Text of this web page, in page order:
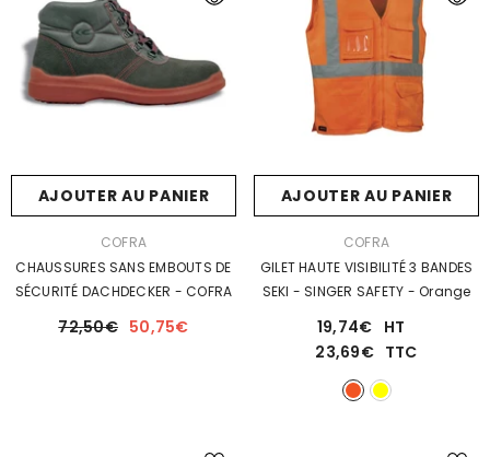
AJOUTER AU PANIER
DISTRIBUTEUR :COFRA
CHAUSSURES SANS EMBOUTS DE
SÉCURITÉ DACHDECKER - COFRA
72,50€ 50,75€
AJOUTER AU PANIER
DISTRIBUTEUR :COFRA
GILET HAUTE VISIBILITÉ 3 BANDES
SEKI - SINGER SAFETY - Orange
19,74€ HT
23,69€ TTC